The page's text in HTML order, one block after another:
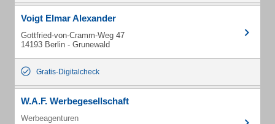
Voigt Elmar Alexander
Gottfried-von-Cramm-Weg 47
14193 Berlin - Grunewald
Gratis-Digitalcheck
W.A.F. Werbegesellschaft
Werbeagenturen